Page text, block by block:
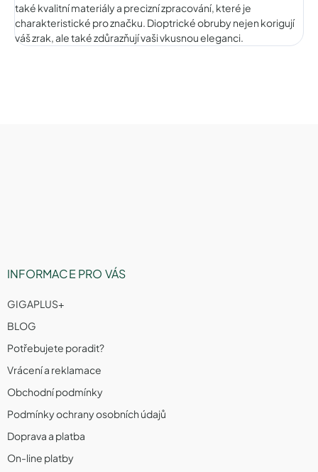
také kvalitní materiály a precizní zpracování, které je
charakteristické pro značku. Dioptrické obruby nejen korigují
váš zrak, ale také zdůrazňují vaši vkusnou eleganci.
INFORMACE PRO VÁS
GIGAPLUS+
BLOG
Potřebujete poradit?
Vrácení a reklamace
Obchodní podmínky
Podmínky ochrany osobních údajů
Doprava a platba
On-line platby